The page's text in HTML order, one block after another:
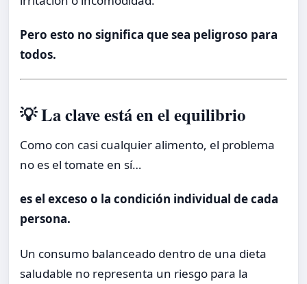
Pero esto no significa que sea peligroso para
todos.
💡 La clave está en el equilibrio
Como con casi cualquier alimento, el problema
no es el tomate en sí…
es el exceso o la condición individual de cada
persona.
Un consumo balanceado dentro de una dieta
saludable no representa un riesgo para la